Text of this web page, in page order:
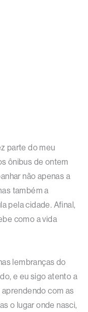
parte do meu
ônibus de ontem
não apenas a
também a
pela cidade. Afinal,
como a vida
lembranças do
e eu sigo atento a
com as
o lugar onde nasci,